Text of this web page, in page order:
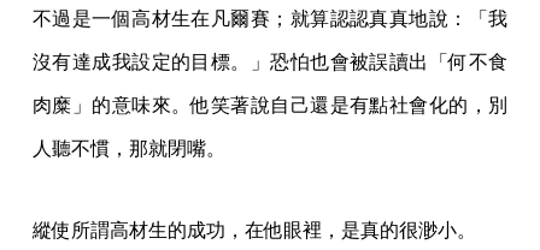
不過是一個高材生在凡爾賽；就算認認真真地說：「我
沒有達成我設定的目標。」恐怕也會被誤讀出「何不食
肉糜」的意味來。他笑著說自己還是有點社會化的，別
人聽不慣，那就閉嘴。
縱使所謂高材生的成功，在他眼裡，是真的很渺小。